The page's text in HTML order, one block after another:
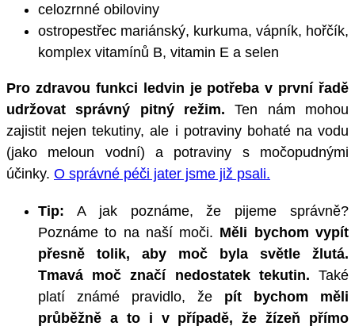
celozrnné obiloviny
ostropestřec mariánský, kurkuma, vápník, hořčík,
komplex vitamínů B, vitamin E a selen
Pro zdravou funkci ledvin je potřeba v první řadě
udržovat správný pitný režim. Ten nám mohou
zajistit nejen tekutiny, ale i potraviny bohaté na vodu
(jako meloun vodní) a potraviny s močopudnými
účinky. O správné péči jater jsme již psali.
Tip: A jak poznáme, že pijeme správně?
Poznáme to na naší moči. Měli bychom vypít
přesně tolik, aby moč byla světle žlutá.
Tmavá moč značí nedostatek tekutin. Také
platí známé pravidlo, že pít bychom měli
průběžně a to i v případě, že žízeň přímo